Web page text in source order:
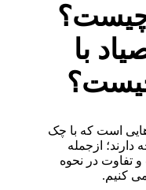
چیست؟
با
است که با چک
دارند؛ ازجمله
تفاوت در نحوه
کنیم.